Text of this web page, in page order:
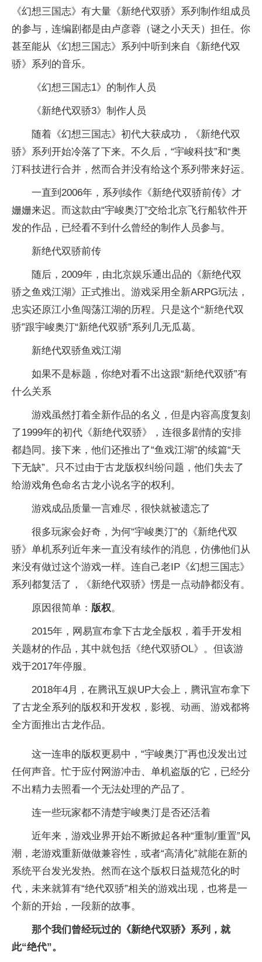
《幻想三国志》有大量《新绝代双骄》系列制作组成员
的参与，连编剧都是由卢彦蓉（谜之小天天）担任。你
甚至能从《幻想三国志》系列中听到来自《新绝代双
骄》系列的音乐。
《幻想三国志1》的制作人员
《新绝代双骄3》制作人员
随着《幻想三国志》初代大获成功，《新绝代双
骄》系列开始冷落了下来。不久后，“宇峻科技”和“奥
汀科技进行合并，然而合并没有给这个系列带来好运。
一直到2006年，系列续作《新绝代双骄前传》才
姗姗来迟。而这款由“宇峻奥汀”交给北京飞行船软件开
发的作品，已经看不到什么曾经的制作人员参与。
新绝代双骄前传
随后，2009年，由北京娱乐通出品的《新绝代双
骄之鱼戏江湖》正式推出。游戏采用全新ARPG玩法，
忠实还原江小鱼闯荡江湖的历程。只是这个“新绝代双
骄”跟宇峻奥汀“新绝代双骄”系列几无瓜葛。
新绝代双骄鱼戏江湖
如果不是标题，你绝对看不出这跟“新绝代双骄”有
什么关系
游戏虽然打着全新作品的名义，但是内容高度复刻
了1999年的初代《新绝代双骄》，连很多剧情的安排
都趋同。接下来，他们还推出了“鱼戏江湖”的续篇“天
下无缺”。只不过由于古龙版权纠纷问题，他们失去了
给游戏角色命名古龙小说名字的权利。
游戏成品质量一言难尽，很快就被遗忘了
很多玩家会好奇，为何“宇峻奥汀”的《新绝代双
骄》单机系列近年来一直没有续作的消息，仿佛他们从
来没有做过这个游戏一样。连自己老IP《幻想三国志》
系列都复活了，《新绝代双骄》愣是一点动静都没有。
原因很简单： 版权。
2015年，网易宣布拿下古龙全版权，着手开发相
关题材的作品，其中就包括《绝代双骄OL》。但该游
戏于2017年停服。
2018年4月，在腾讯互娱UP大会上，腾讯宣布拿下
了古龙全系列的版权和开发权，影视、动画、游戏都将
全方面推出古龙作品。
这一连串的版权更易中，“宇峻奥汀”再也没发出过
任何声音。忙于应付网游冲击、单机盗版的它，已经分
不出精力去照看一个无法处理的产品了。
连一些玩家都不清楚宇峻奥汀是否还活着
近年来，游戏业界开始不断掀起各种“重制/重置”风
潮，老游戏重新做做兼容性，或者“高清化”就能在新的
系统平台发光发热。然而在这个版权日益规范化的时
代，未来就算有“绝代双骄”相关的游戏出现，也将是一
个新的开始，一段新的故事。
那个我们曾经玩过的《新绝代双骄》系列，就
此“绝代”。